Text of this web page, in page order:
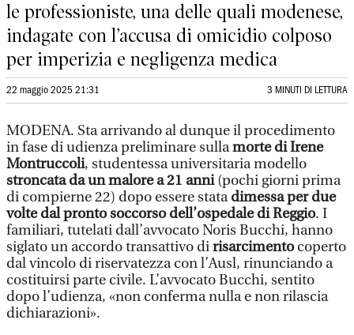
le professioniste, una delle quali modenese,
indagate con l’accusa di omicidio colposo
per imperizia e negligenza medica
22 maggio 2025 21:31 3 MINUTI DI LETTURA
MODENA. Sta arrivando al dunque il procedimento
in fase di udienza preliminare sullamorte di Irene
Montruccoli, studentessa universitaria modello
stroncata da un malore a 21 anni(pochi giorni prima
di compierne 22) dopo essere statadimessa per due
volte dal pronto soccorso dell’ospedale di Reggio. I
familiari, tutelati dall’avvocato Noris Bucchi, hanno
siglato un accordo transattivo dirisarcimentocoperto
dal vincolo di riservatezza con l’Ausl, rinunciando a
costituirsi parte civile. L’avvocato Bucchi, sentito
dopo l’udienza, «non conferma nulla e non rilascia
dichiarazioni».